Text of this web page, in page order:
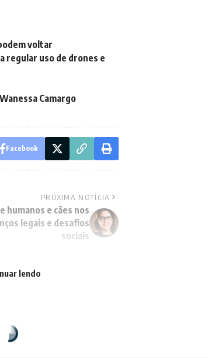
voltar
regular uso de drones e
Camargo
Facebook
PRÓXIMA NOTÍCIA
humanos e cães nos
legais e desafios
sociais
lendo